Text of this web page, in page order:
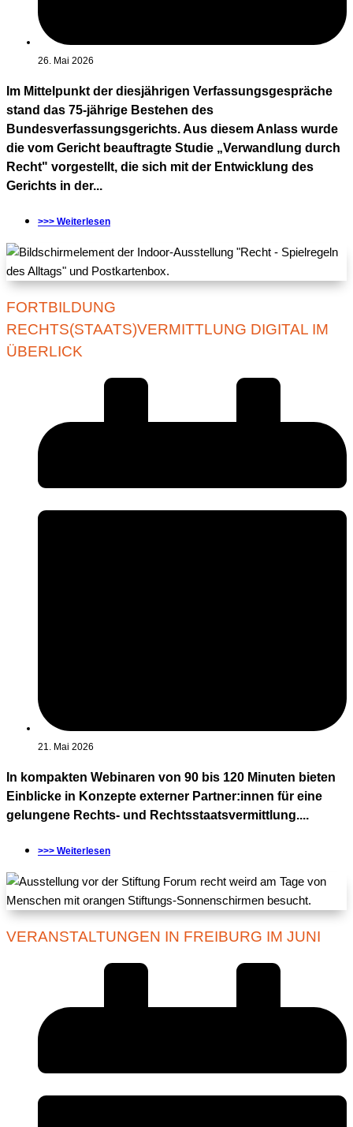
26. Mai 2026
Im Mittelpunkt der diesjährigen Verfassungsgespräche
stand das 75-jährige Bestehen des
Bundesverfassungsgerichts. Aus diesem Anlass wurde
die vom Gericht beauftragte Studie „Verwandlung durch
Recht" vorgestellt, die sich mit der Entwicklung des
Gerichts in der...
>>> Weiterlesen
FORTBILDUNG
RECHTS(STAATS)VERMITTLUNG DIGITAL IM
ÜBERLICK
21. Mai 2026
In kompakten Webinaren von 90 bis 120 Minuten bieten
Einblicke in Konzepte externer Partner:innen für eine
gelungene Rechts- und Rechtsstaatsvermittlung....
>>> Weiterlesen
VERANSTALTUNGEN IN FREIBURG IM JUNI